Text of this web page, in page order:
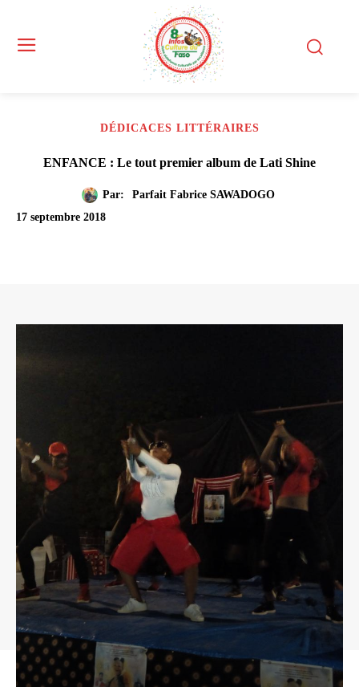
DÉDICACES LITTÉRAIRES
ENFANCE : Le tout premier album de Lati Shine
Par:
Parfait Fabrice SAWADOGO
17 septembre 2018